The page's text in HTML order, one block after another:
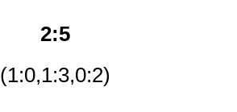
2:5
(1:0,1:3,0:2)